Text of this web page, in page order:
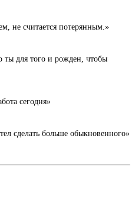
не считается потерянным.»
ты для того и рожден, чтобы
сегодня»
сделать больше обыкновенного»